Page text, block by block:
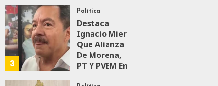
0
Rechazan
Intervencionismo
AGOSTO 8, 2026
0
96
3
Política
Destaca
Ignacio Mier
Que Alianza
De Morena,
PT Y PVEM En